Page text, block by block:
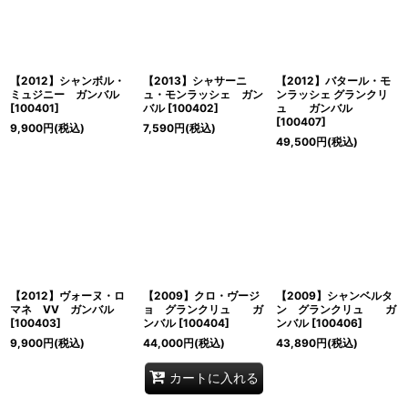
【2012】シャンボル・
ミュジニー ガンバル
[100401]
9,900円(税込)
【2013】シャサーニ
ュ・モンラッシェ ガン
バル [100402]
7,590円(税込)
【2012】バタール・モ
ンラッシェ グランクリ
ュ ガンバル
[100407]
49,500円(税込)
【2012】ヴォーヌ・ロ
マネ VV ガンバル
[100403]
9,900円(税込)
【2009】クロ・ヴージ
ョ グランクリュ ガ
ンバル [100404]
44,000円(税込)
カートに入れる
【2009】シャンベルタ
ン グランクリュ ガ
ンバル [100406]
43,890円(税込)